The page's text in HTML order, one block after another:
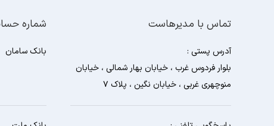
تماس با مدیرهاست
آدرس پستی :
بلوار فردوس غرب ، خیابان بهار شمالی ، خیابان
منوچهری غربی ، خیابان نگین ، پلاک 7
شماره
بانک سامان